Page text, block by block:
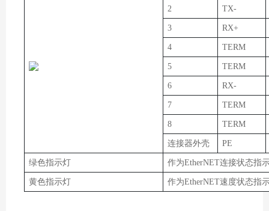
2 TX-
3 RX+
4 TERM
5 TERM
6 RX-
7 TERM
8 TERM
连接器外壳 PE
绿色指示灯 作为EtherNET连接状态指
黄色指示灯 作为EtherNET速度状态指